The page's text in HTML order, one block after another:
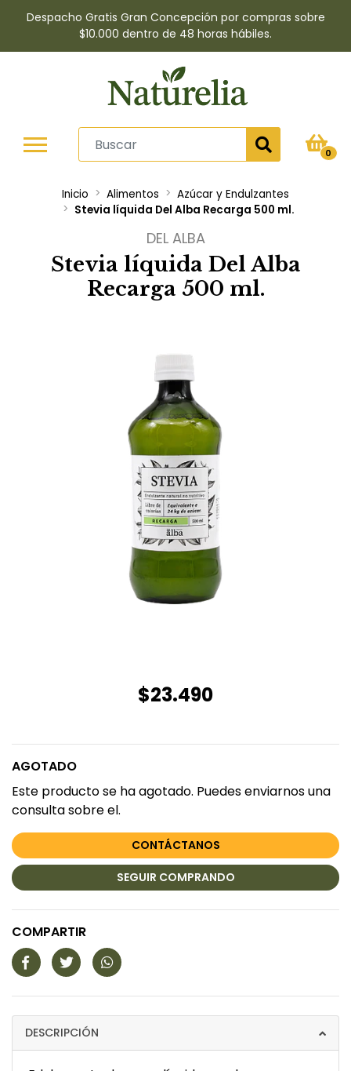
Despacho Gratis Gran Concepción por compras sobre
$10.000 dentro de 48 horas hábiles.
0
Inicio Alimentos
Azúcar y Endulzantes
Stevia líquida Del Alba Recarga 500 ml.
DEL ALBA
Stevia líquida Del Alba
Recarga 500 ml.
$23.490
AGOTADO
Este producto se ha agotado. Puedes enviarnos una
consulta sobre el.
CONTÁCTANOS
SEGUIR COMPRANDO
COMPARTIR
DESCRIPCIÓN